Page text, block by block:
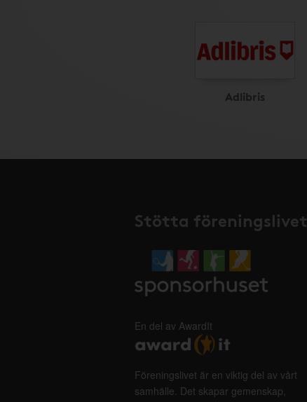
Adlibris
Stötta föreningslivet
En del av AwardIt
Föreningslivet är en viktig del av vårt
samhälle. Det skapar gemenskap,